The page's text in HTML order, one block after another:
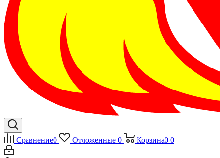
Сравнение0 Отложенные 0 Корзина0 0